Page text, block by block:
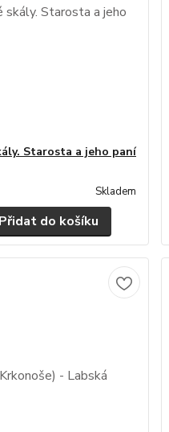
Starosta a jeho paní
Skladem
Přidat do košíku